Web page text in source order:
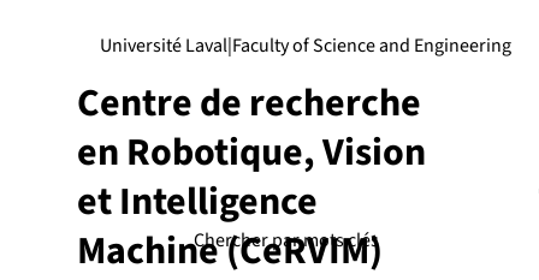
Centre de recherche
en Robotique, Vision
et Intelligence
Machine (CeRVIM)
|
Université Laval Faculty of Science and Engineering